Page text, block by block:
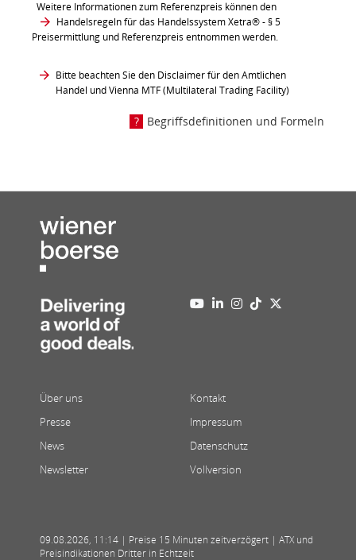
Weitere Informationen zum Referenzpreis können den
Handelsregeln für das Handelssystem Xetra®- § 5
Preisermittlung und Referenzpreis entnommen werden.
Bitte beachten Sie den Disclaimer für den Amtlichen
Handel und Vienna MTF (Multilateral Trading Facility)
Begriffsdefinitionen und Formeln
Über uns
Presse
News
Newsletter
Kontakt
Impressum
Datenschutz
Vollversion
09.08.2026, 11:14 | Preise 15 Minuten zeitverzögert | ATX und
Preisindikationen Dritter in Echtzeit